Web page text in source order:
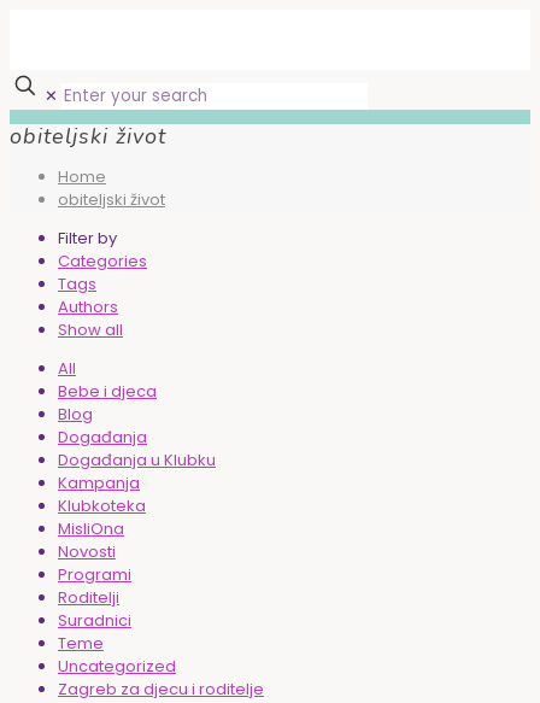
✕
obiteljski život
Home
obiteljski život
Filter by
Categories
Tags
Authors
Show all
All
Bebe i djeca
Blog
Događanja
Događanja u Klubku
Kampanja
Klubkoteka
MisliOna
Novosti
Programi
Roditelji
Suradnici
Teme
Uncategorized
Zagreb za djecu i roditelje